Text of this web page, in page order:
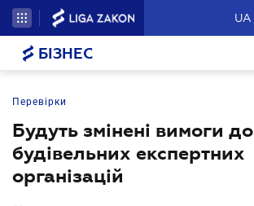
UA
БІЗНЕС
Перевірки
Будуть змінені вимоги до
будівельних експертних
організацій